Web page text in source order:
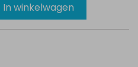
In winkelwagen